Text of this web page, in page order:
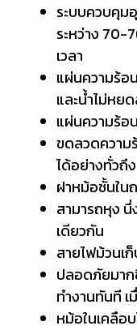
ระบบควบคุ
ระหว่าง 70-
เวลา
แผ่นความร้อ
และน้ำไม่หย
แผ่นความร้อ
ขดลวดความ
ได้อย่างทั่วถึ
ฝาหม้อชั้นใน
สามารถหุง
เดียวกัน
สายไฟม้วนเ
ปลอดภัยมา
ทำงานทันที
หม้อในเคลือ